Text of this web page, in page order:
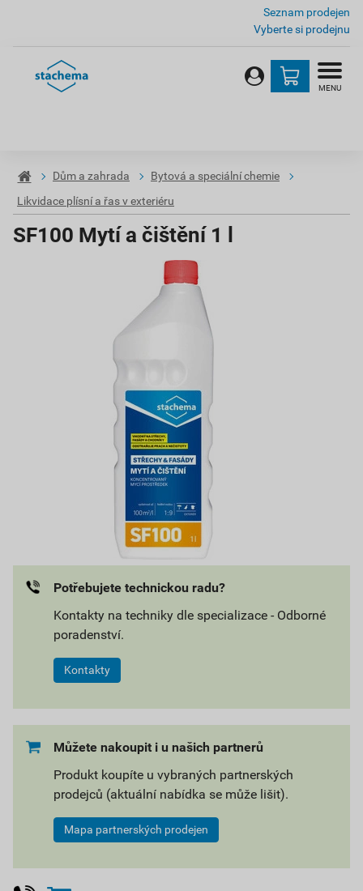
Seznam prodejen
Vyberte si prodejnu
MENU
Dům a zahrada
Bytová a speciální chemie
Likvidace plísní a řas v exteriéru
SF100 Mytí a čištění 1 l
Potřebujete technickou radu?
Kontakty na techniky dle specializace - Odborné
poradenství.
Kontakty
Můžete nakoupit i u našich partnerů
Produkt koupíte u vybraných partnerských
prodejců (aktuální nabídka se může lišit).
Mapa partnerských prodejen